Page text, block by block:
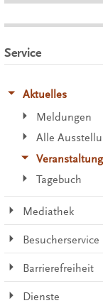
Service
Aktuelles
Meldungen
Alle
Tagebuch
Mediathek
Besucherservice
Barrierefreiheit
Dienste